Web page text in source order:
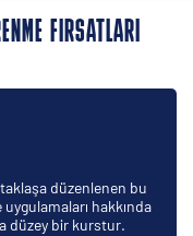
FIRSATLARI
düzenlenen bu
hakkında
düzey bir kurstur.